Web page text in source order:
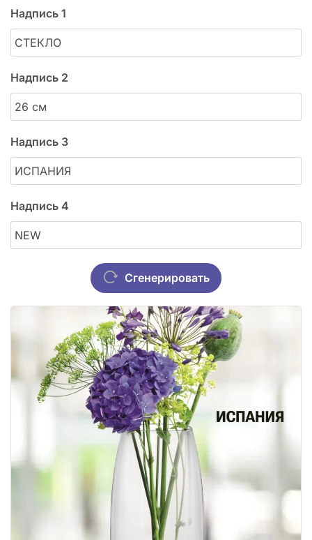
Надпись 1
Надпись 2
Надпись 3
Надпись 4
Сгенерировать